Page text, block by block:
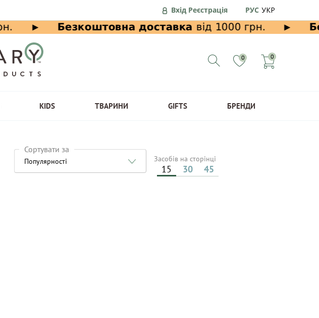
Вхід Реєстрація РУС УКР
0 0
KIDS ТВАРИНИ GIFTS БРЕНДИ
Сортувати за
Популярності Засобів на сторінці
15 30 45